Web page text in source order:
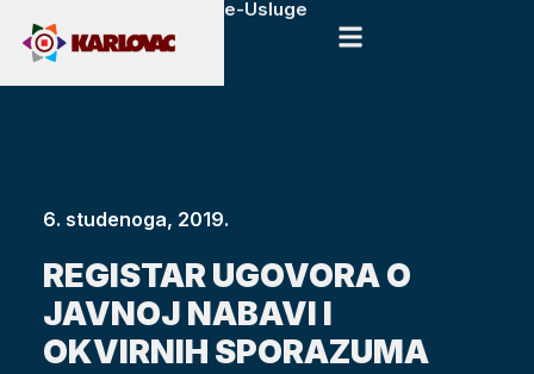
e-Usluge
6. studenoga, 2019.
REGISTAR UGOVORA O
JAVNOJ NABAVI I
OKVIRNIH SPORAZUMA